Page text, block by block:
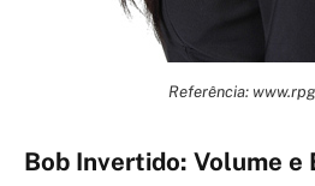
Referência:
Bob Invertido: Volume